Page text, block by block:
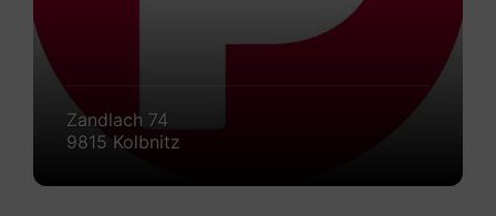
Zandlach 74
9815 Kolbnitz